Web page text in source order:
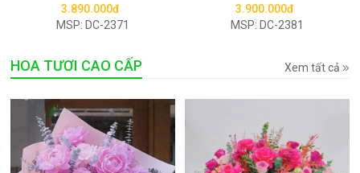
3.890.000đ
MSP: DC-2371
3.900.000đ
MSP: DC-2381
HOA TƯƠI CAO CẤP Xem tất cả